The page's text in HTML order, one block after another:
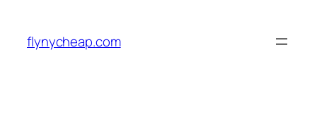
content
flynycheap.com